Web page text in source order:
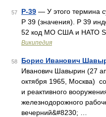
57 Р-39 — У этого термина
Р 39 (значения). Р 39
52 код МО США и НАТО
Википедия
58 Борис Иванович
Иванович Шавырин (27
октября 1965, Москва)
и реактивного
железнодорожного
вечерний&#8230; …